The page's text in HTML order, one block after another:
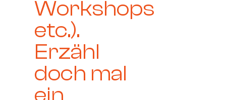
Workshops
etc.).
Erzähl
doch mal